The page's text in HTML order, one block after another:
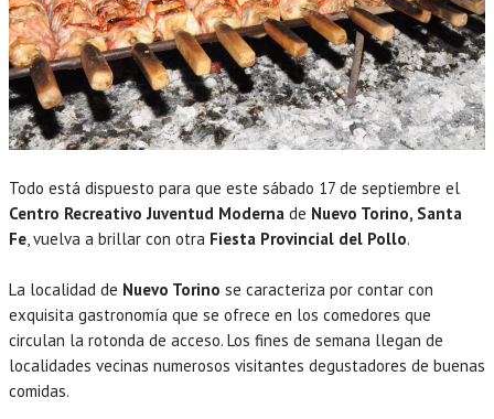
Todo está dispuesto para que este sábado 17 de septiembre el
Centro Recreativo Juventud Moderna de Nuevo Torino, Santa
Fe, vuelva a brillar con otra Fiesta Provincial del Pollo.
La localidad de Nuevo Torino se caracteriza por contar con
exquisita gastronomía que se ofrece en los comedores que
circulan la rotonda de acceso. Los fines de semana llegan de
localidades vecinas numerosos visitantes degustadores de buenas
comidas.